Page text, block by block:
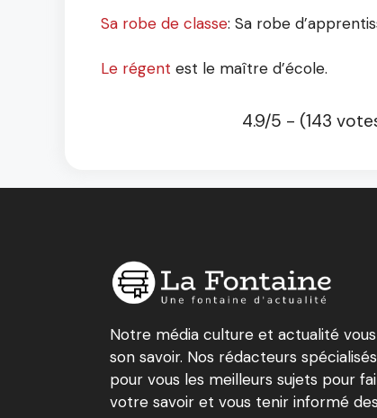
Sa robe de classe: Sa robe
Le régent est le maître d’école.
4.9/5 - (143
Notre média culture et actualité
son savoir. Nos rédacteurs
pour vous les meilleurs sujets pour
votre savoir et vous tenir informé des